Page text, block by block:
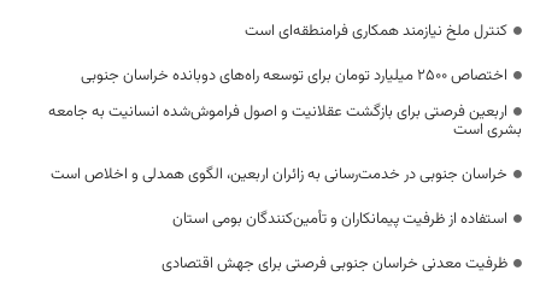
کنترل ملخ نیازمند همکاری فرامنطقه‌ای است
اختصاص 2500 میلیارد تومان برای توسعه راه‌های دوبانده خراسان جنوبی
اربعین فرصتی برای بازگشت عقلانیت و اصول فراموش‌شده انسانیت به جامعه
بشری است
خراسان جنوبی در خدمت‌رسانی به زائران اربعین، الگوی همدلی و اخلاص است
استفاده از ظرفیت پیمانکاران و تأمین‌کنندگان بومی استان
ظرفیت معدنی خراسان جنوبی فرصتی برای جهش اقتصادی